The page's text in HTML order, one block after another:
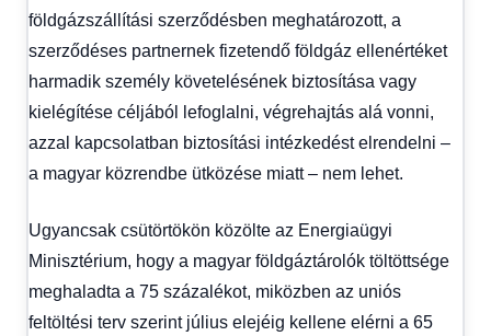
földgázszállítási szerződésben meghatározott, a
szerződéses partnernek fizetendő földgáz ellenértéket
harmadik személy követelésének biztosítása vagy
kielégítése céljából lefoglalni, végrehajtás alá vonni,
azzal kapcsolatban biztosítási intézkedést elrendelni –
a magyar közrendbe ütközése miatt – nem lehet.
Ugyancsak csütörtökön közölte az Energiaügyi
Minisztérium, hogy a magyar földgáztárolók töltöttsége
meghaladta a 75 százalékot, miközben az uniós
feltöltési terv szerint július elejéig kellene elérni a 65